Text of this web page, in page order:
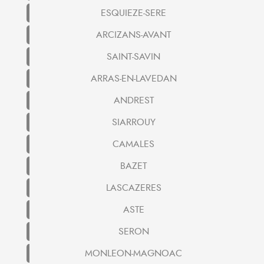
ESQUIEZE-SERE
ARCIZANS-AVANT
SAINT-SAVIN
ARRAS-EN-LAVEDAN
ANDREST
SIARROUY
CAMALES
BAZET
LASCAZERES
ASTE
SERON
MONLEON-MAGNOAC